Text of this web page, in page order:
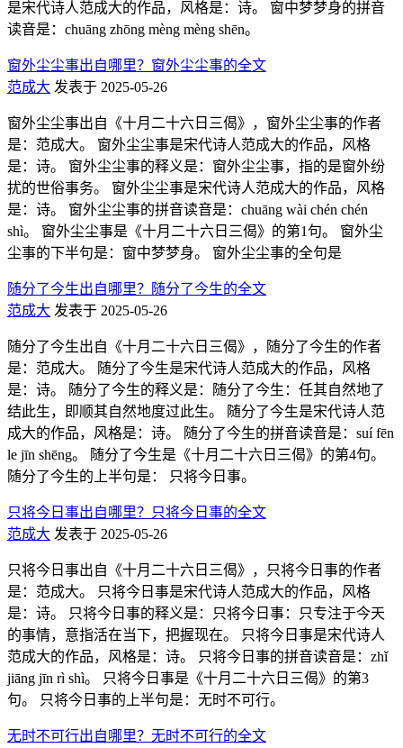
是宋代诗人范成大的作品，风格是：诗。 窗中梦梦身的拼音
读音是：chuāng zhōng mèng mèng shēn。
窗外尘尘事出自哪里？窗外尘尘事的全文
范成大 发表于 2025-05-26
窗外尘尘事出自《十月二十六日三偈》，窗外尘尘事的作者
是：范成大。 窗外尘尘事是宋代诗人范成大的作品，风格
是：诗。 窗外尘尘事的释义是：窗外尘尘事，指的是窗外纷
扰的世俗事务。 窗外尘尘事是宋代诗人范成大的作品，风格
是：诗。 窗外尘尘事的拼音读音是：chuāng wài chén chén
shì。 窗外尘尘事是《十月二十六日三偈》的第1句。 窗外尘
尘事的下半句是：窗中梦梦身。 窗外尘尘事的全句是
随分了今生出自哪里？随分了今生的全文
范成大 发表于 2025-05-26
随分了今生出自《十月二十六日三偈》，随分了今生的作者
是：范成大。 随分了今生是宋代诗人范成大的作品，风格
是：诗。 随分了今生的释义是：随分了今生：任其自然地了
结此生，即顺其自然地度过此生。 随分了今生是宋代诗人范
成大的作品，风格是：诗。 随分了今生的拼音读音是：suí fēn
le jīn shēng。 随分了今生是《十月二十六日三偈》的第4句。
随分了今生的上半句是： 只将今日事。
只将今日事出自哪里？只将今日事的全文
范成大 发表于 2025-05-26
只将今日事出自《十月二十六日三偈》，只将今日事的作者
是：范成大。 只将今日事是宋代诗人范成大的作品，风格
是：诗。 只将今日事的释义是：只将今日事：只专注于今天
的事情，意指活在当下，把握现在。 只将今日事是宋代诗人
范成大的作品，风格是：诗。 只将今日事的拼音读音是：zhǐ
jiāng jīn rì shì。 只将今日事是《十月二十六日三偈》的第3
句。 只将今日事的上半句是：无时不可行。
无时不可行出自哪里？无时不可行的全文